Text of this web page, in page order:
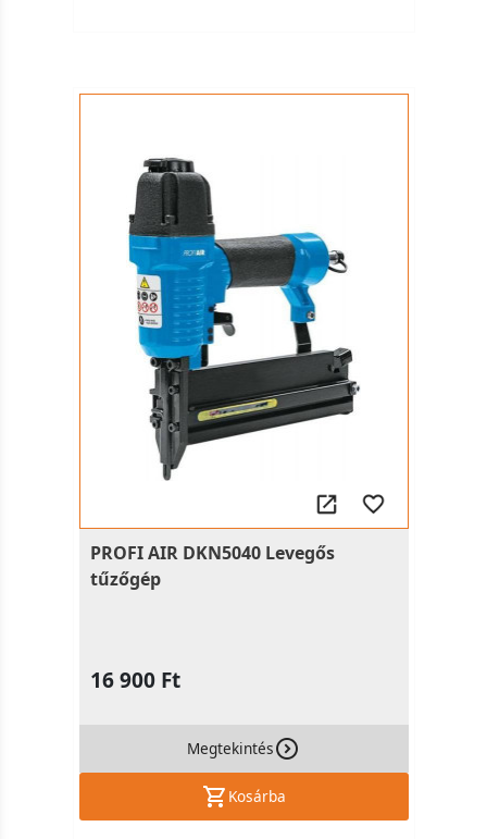
PROFI AIR DKN5040 Levegős
tűzőgép
16 900 Ft
Megtekintés
Kosárba